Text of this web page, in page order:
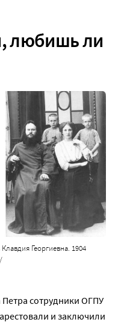
любишь ли
Георгиевна. 1904
Петра сотрудники ОГПУ
и заключили